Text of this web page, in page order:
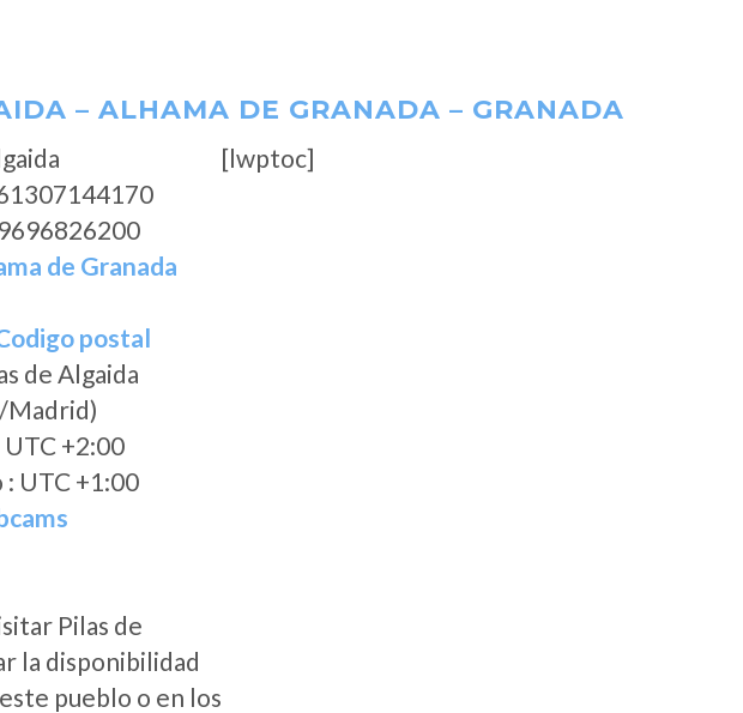
– ALHAMA DE GRANADA – GRANADA
de Granada
postal
de Algaida
Madrid)
+2:00
UTC +1:00
Pilas de
la disponibilidad
pueblo o en los
[lwptoc]